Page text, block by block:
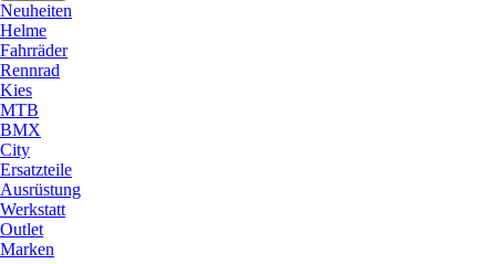
Neuheiten
Helme
Fahrräder
Rennrad
Kies
MTB
BMX
City
Ersatzteile
Ausrüstung
Werkstatt
Outlet
Marken